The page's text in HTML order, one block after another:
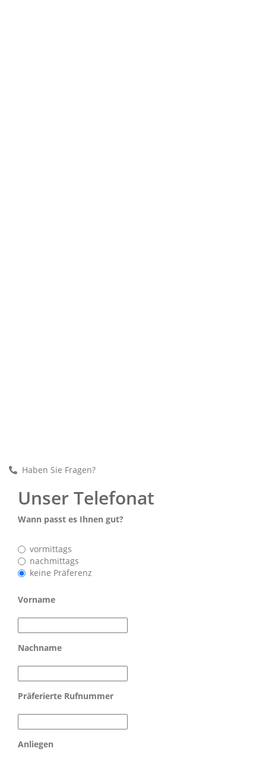
Haben Sie Fragen?
Unser Telefonat
Wann passt es Ihnen gut?
vormittags
nachmittags
keine Präferenz
Vorname
Nachname
Präferierte Rufnummer
Anliegen